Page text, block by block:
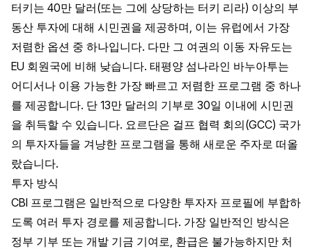
터키는 40만 달러(또는 그에 상당하는 터키 리라) 이상의 부
동산 투자에 대해 시민권을 제공하며, 이는 유럽에서 가장
저렴한 옵션 중 하나입니다. 다만 그 여권의 이동 자유도는
EU 회원국에 비해 낮습니다. 태평양 섬나라인 바누아투는
어디서나 이용 가능한 가장 빠르고 저렴한 프로그램 중 하나
를 제공합니다. 단 13만 달러의 기부로 30일 이내에 시민권
을 취득할 수 있습니다. 요르단은 걸프 협력 회의(GCC) 국가
의 투자자들을 겨냥한 프로그램을 통해 새로운 주자로 떠올
랐습니다.
투자 방식
CBI 프로그램은 일반적으로 다양한 투자자 프로필에 부합하
도록 여러 투자 경로를 제공합니다. 가장 일반적인 방식은
정부 기부 또는 개발 기금 기여로, 환급은 불가능하지만 처